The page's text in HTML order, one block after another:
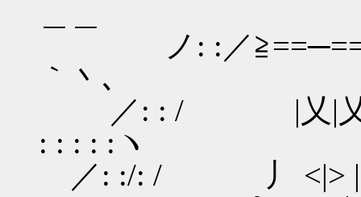
ノ: :／≧==─===≦-
｀丶､
／: : / |乂|乂/
: : : : :ヽ
／: :/: / 丿 <|> |'